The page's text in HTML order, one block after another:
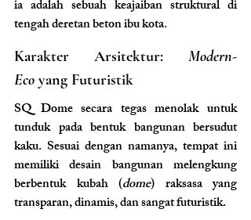
ia adalah sebuah keajaiban struktural di
tengah deretan beton ibu kota.
Karakter Arsitektur: Modern-
Eco yang Futuristik
SQ Dome secara tegas menolak untuk
tunduk pada bentuk bangunan bersudut
kaku. Sesuai dengan namanya, tempat ini
memiliki desain bangunan melengkung
berbentuk kubah (dome) raksasa yang
transparan, dinamis, dan sangat futuristik.